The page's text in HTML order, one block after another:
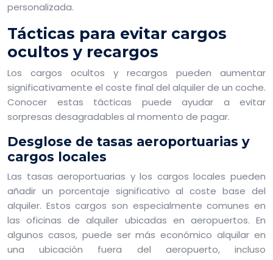
personalizada.
Tácticas para evitar cargos
ocultos y recargos
Los cargos ocultos y recargos pueden aumentar
significativamente el coste final del alquiler de un coche.
Conocer estas tácticas puede ayudar a evitar
sorpresas desagradables al momento de pagar.
Desglose de tasas aeroportuarias y
cargos locales
Las tasas aeroportuarias y los cargos locales pueden
añadir un porcentaje significativo al coste base del
alquiler. Estos cargos son especialmente comunes en
las oficinas de alquiler ubicadas en aeropuertos. En
algunos casos, puede ser más económico alquilar en
una ubicación fuera del aeropuerto, incluso